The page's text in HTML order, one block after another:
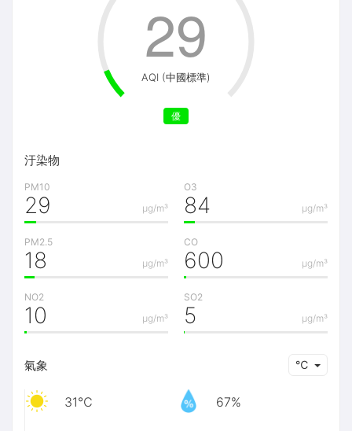
AQI (中國標準)
優
29
汙染物
PM10
μg/m³
29
O3
μg/m³
84
PM2.5
μg/m³
18
CO
μg/m³
600
NO2
μg/m³
10
SO2
μg/m³
5
氣象 ℃
31℃ 67%